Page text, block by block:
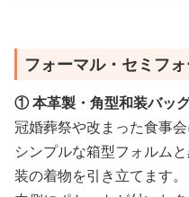
フォーマル・セミフ
① 本革製・角型和装バッ
冠婚葬祭や改まった食事会
シンプルな箱型フォルム
装の着物を引き立てます。